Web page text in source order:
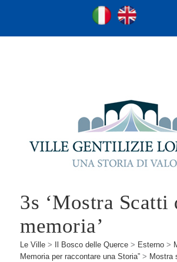
Ville Gentilizie Ita
3s ‘Mostra Scatti
memoria’
Le Ville > Il Bosco delle Querce > Esterno >
Memoria per raccontare una Storia” > Mostra